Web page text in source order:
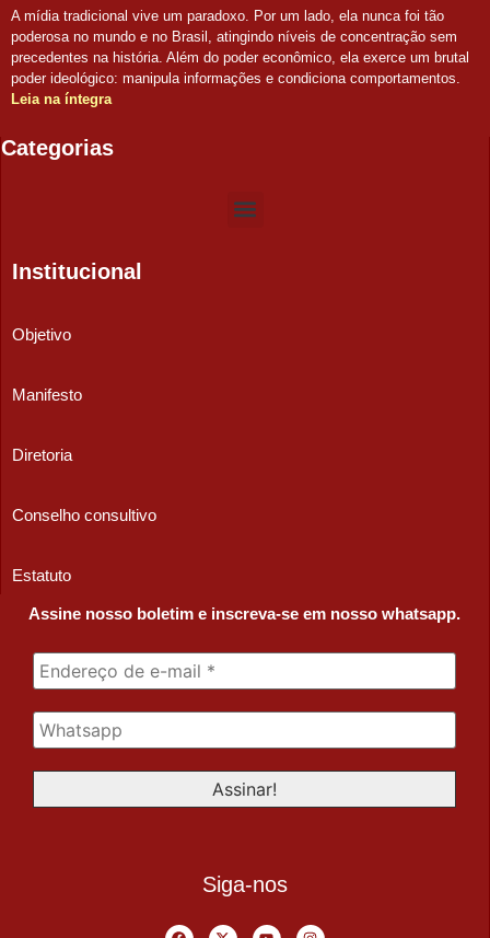
A mídia tradicional vive um paradoxo. Por um lado, ela nunca foi tão
poderosa no mundo e no Brasil, atingindo níveis de concentração sem
precedentes na história. Além do poder econômico, ela exerce um brutal
poder ideológico: manipula informações e condiciona comportamentos.
Leia na íntegra
Categorias
Institucional
Objetivo
Manifesto
Diretoria
Conselho consultivo
Estatuto
Assine nosso boletim e inscreva-se em nosso whatsapp.
Siga-nos